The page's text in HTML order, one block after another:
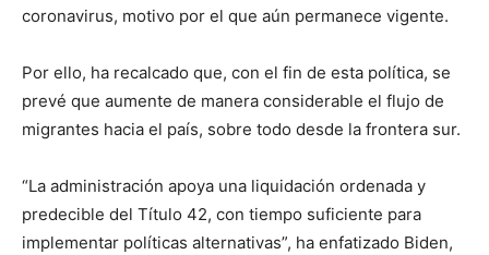
coronavirus, motivo por el que aún permanece vigente.
Por ello, ha recalcado que, con el fin de esta política, se
prevé que aumente de manera considerable el flujo de
migrantes hacia el país, sobre todo desde la frontera sur.
“La administración apoya una liquidación ordenada y
predecible del Título 42, con tiempo suficiente para
implementar políticas alternativas”, ha enfatizado Biden,